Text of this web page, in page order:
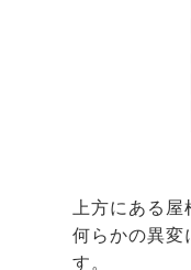
上方にある
何らかの異変
す。